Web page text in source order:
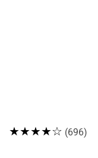
★★★★☆ (696)